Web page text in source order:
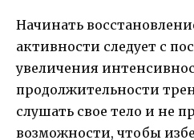
Начинать
активности следует с
увеличения
продолжительности
слушать свое тело и не
возможности, чтобы